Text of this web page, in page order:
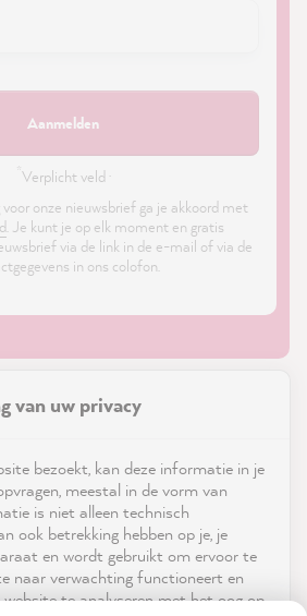
Aanmelden
Verplicht veld ·
onze nieuwsbrief ga je akkoord met
. Je kunt je op elk moment en gratis
via de link in de e-mail of via de
in ons colofon.
van uw privacy
bezoekt, kan deze informatie in je
meestal in de vorm van
is niet alleen technisch
ook betrekking hebben op je, je
en wordt gebruikt om ervoor te
naar verwachting functioneert en
te analyseren met het oog op
reviews-io